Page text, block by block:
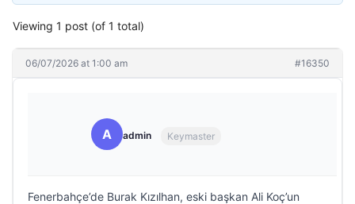
Viewing 1 post (of 1 total)
06/07/2026 at 1:00 am #16350
A admin Keymaster
Fenerbahçe’de Burak Kızılhan, eski başkan Ali Koç’un